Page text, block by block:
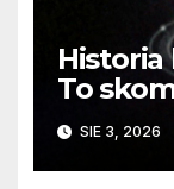
Historia
To
SIE 3, 2026